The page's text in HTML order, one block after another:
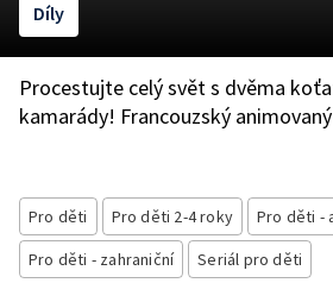
Díly
Procestujte celý svět s dvěma
kamarády! Francouzský
Pro děti Pro děti 2-4 roky
Pro děti -
Pro děti - zahraniční
Seriál pro děti